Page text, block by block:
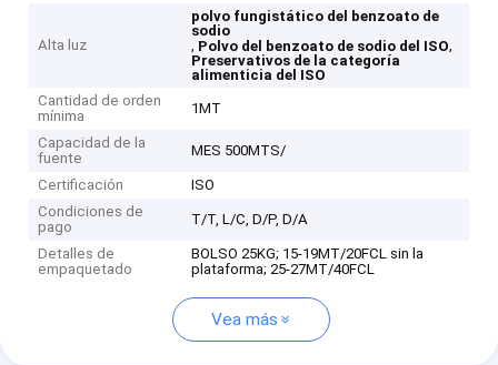
Alta luz
polvo fungistático del benzoato de
sodio
, Polvo del benzoato de sodio del ISO,
Preservativos de la categoría
alimenticia del ISO
Cantidad de orden
mínima
1MT
Capacidad de la
fuente
MES 500MTS/
Certificación
ISO
Condiciones de
pago
T/T, L/C, D/P, D/A
Detalles de
empaquetado
BOLSO 25KG; 15-19MT/20FCL sin la
plataforma; 25-27MT/40FCL
Vea más